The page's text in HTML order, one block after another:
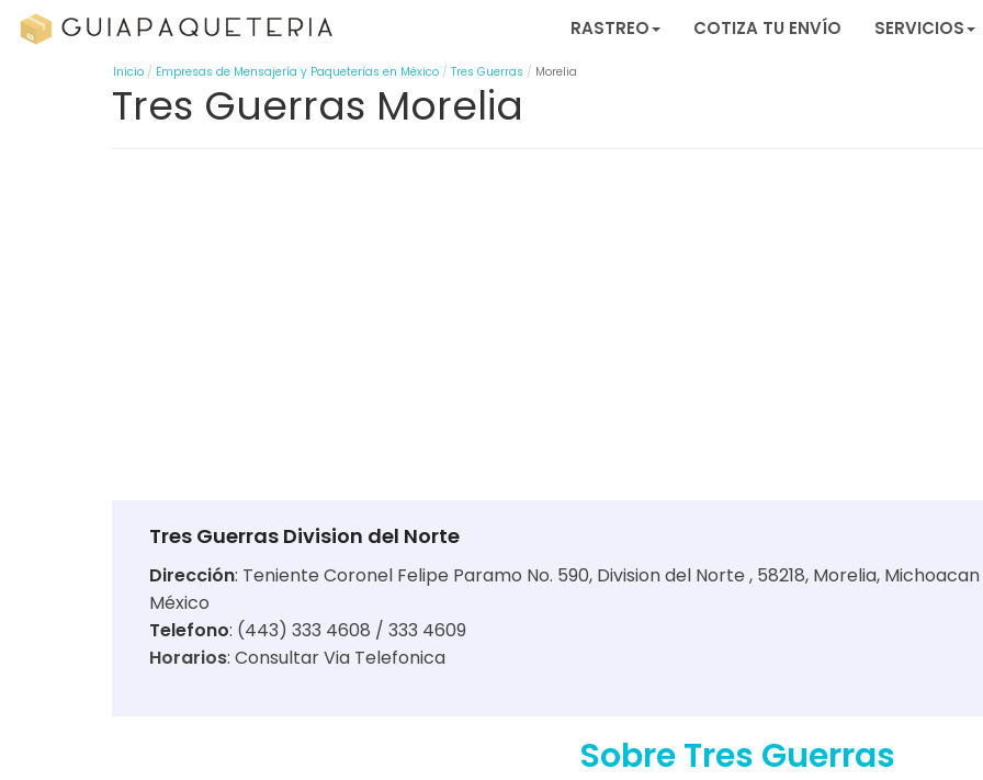
RASTREO COTIZA TU ENVÍO SERVICIOS
Inicio Empresas de Mensajería y Paqueterías en México Tres Guerras Morelia
Tres Guerras Morelia
Tres Guerras Division del Norte
Dirección: Teniente Coronel Felipe Paramo No. 590, Division del Norte , 58218, Morelia,
México
Telefono: (443) 333 4608 / 333 4609
Horarios: Consultar Via Telefonica
Sobre Tres Guerras